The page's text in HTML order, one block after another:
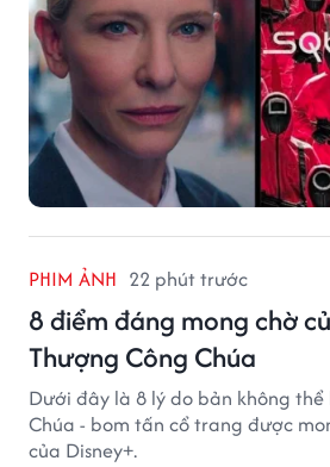
PHIM ẢNH 22 phút trước
8 điểm đáng mong chờ
Thượng Công Chúa
Dưới đây là 8 lý do bản không
Chúa - bom tấn cổ trang được
của Disney+.